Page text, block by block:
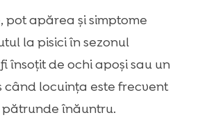
pot apărea și simptome
la pisici în sezonul
însoțit de ochi apoși sau un
când locuința este frecvent
înăuntru.